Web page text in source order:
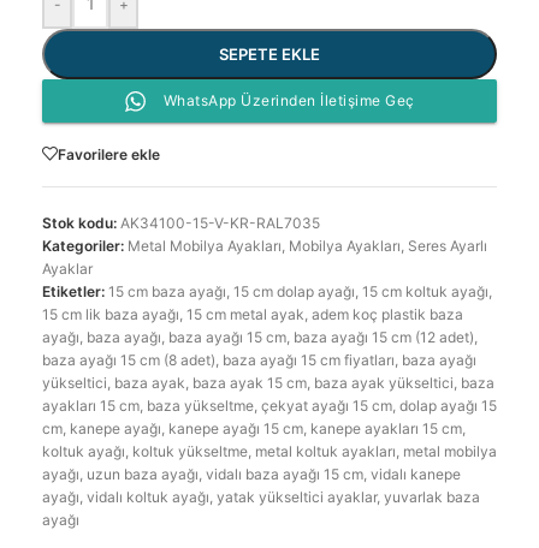
- +
SEPETE EKLE
WhatsApp Üzerinden İletişime Geç
Favorilere ekle
Stok kodu: AK34100-15-V-KR-RAL7035
Kategoriler: Metal Mobilya Ayakları, Mobilya Ayakları, Seres Ayarlı
Ayaklar
Etiketler: 15 cm baza ayağı, 15 cm dolap ayağı, 15 cm koltuk ayağı,
15 cm lik baza ayağı, 15 cm metal ayak, adem koç plastik baza
ayağı, baza ayağı, baza ayağı 15 cm, baza ayağı 15 cm (12 adet),
baza ayağı 15 cm (8 adet), baza ayağı 15 cm fiyatları, baza ayağı
yükseltici, baza ayak, baza ayak 15 cm, baza ayak yükseltici, baza
ayakları 15 cm, baza yükseltme, çekyat ayağı 15 cm, dolap ayağı 15
cm, kanepe ayağı, kanepe ayağı 15 cm, kanepe ayakları 15 cm,
koltuk ayağı, koltuk yükseltme, metal koltuk ayakları, metal mobilya
ayağı, uzun baza ayağı, vidalı baza ayağı 15 cm, vidalı kanepe
ayağı, vidalı koltuk ayağı, yatak yükseltici ayaklar, yuvarlak baza
ayağı